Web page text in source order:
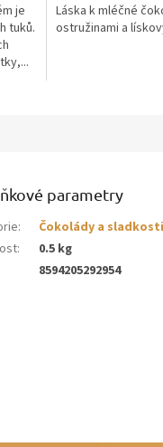
je
tuků.
Láska k mléčné
ostružinami a
parametry
:
Čokolády a sladkosti
:
0.5 kg
8594205292954